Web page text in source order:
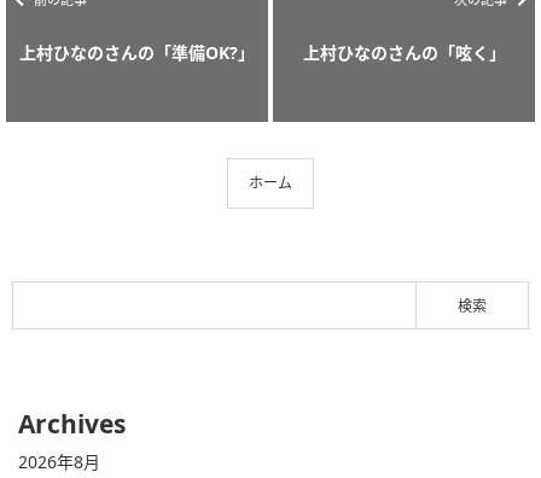
上村ひなのさんの「準備OK?」 上村ひなのさんの「呟く」
ホーム
Archives
2026年8月